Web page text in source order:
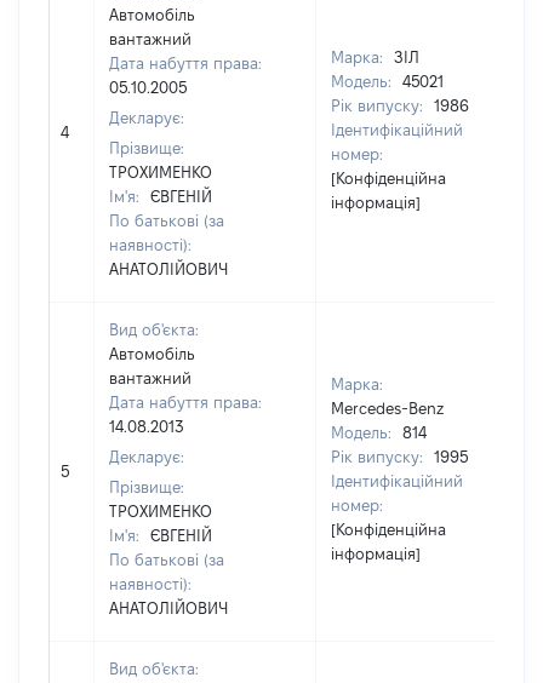
4
Автомобіль
вантажний
Дата набуття права:
05.10.2005
Декларує:
Прізвище:
ТРОХИМЕНКО
Ім'я:
ЄВГЕНІЙ
По батькові (за
наявності):
АНАТОЛІЙОВИЧ
Марка:
ЗІЛ
Модель:
45021
Рік випуску:
1986
Ідентифікаційний
номер:
[Конфіденційна
інформація]
5
Вид об'єкта:
Автомобіль
вантажний
Дата набуття права:
14.08.2013
Декларує:
Прізвище:
ТРОХИМЕНКО
Ім'я:
ЄВГЕНІЙ
По батькові (за
наявності):
АНАТОЛІЙОВИЧ
Марка:
Mercedes-Benz
Модель:
814
Рік випуску:
1995
Ідентифікаційний
номер:
[Конфіденційна
інформація]
Вид об'єкта: